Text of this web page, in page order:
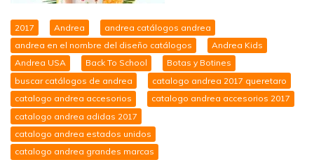
2017 Andrea
andrea catálogos andrea
andrea en el nombre del diseño catálogos
Andrea Kids
Andrea USA
Back To School
Botas y Botines
buscar catálogos de andrea
catalogo andrea 2017 queretaro
catalogo andrea accesorios
catalogo andrea accesorios 2017
catalogo andrea adidas 2017
catalogo andrea estados unidos
catalogo andrea grandes marcas